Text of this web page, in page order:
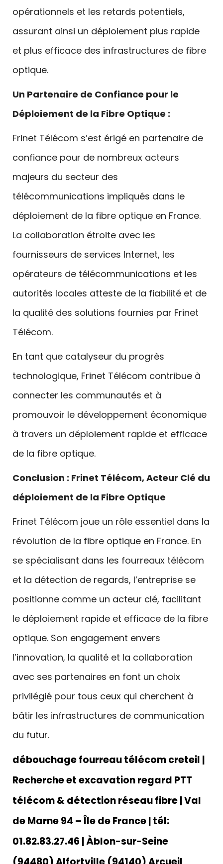
opérationnels et les retards potentiels,
assurant ainsi un déploiement plus rapide
et plus efficace des infrastructures de fibre
optique.
Un Partenaire de Confiance pour le
Déploiement de la Fibre Optique :
Frinet Télécom s’est érigé en partenaire de
confiance pour de nombreux acteurs
majeurs du secteur des
télécommunications impliqués dans le
déploiement de la fibre optique en France.
La collaboration étroite avec les
fournisseurs de services Internet, les
opérateurs de télécommunications et les
autorités locales atteste de la fiabilité et de
la qualité des solutions fournies par Frinet
Télécom.
En tant que catalyseur du progrès
technologique, Frinet Télécom contribue à
connecter les communautés et à
promouvoir le développement économique
à travers un déploiement rapide et efficace
de la fibre optique.
Conclusion : Frinet Télécom, Acteur Clé du
déploiement de la Fibre Optique
Frinet Télécom joue un rôle essentiel dans la
révolution de la fibre optique en France. En
se spécialisant dans les fourreaux télécom
et la détection de regards, l’entreprise se
positionne comme un acteur clé, facilitant
le déploiement rapide et efficace de la fibre
optique. Son engagement envers
l’innovation, la qualité et la collaboration
avec ses partenaires en font un choix
privilégié pour tous ceux qui cherchent à
bâtir les infrastructures de communication
du futur.
débouchage fourreau télécom creteil |
Recherche et excavation regard PTT
télécom & détection réseau fibre | Val
de Marne 94 – Île de France | tél:
01.82.83.27.46 | Àblon-sur-Seine